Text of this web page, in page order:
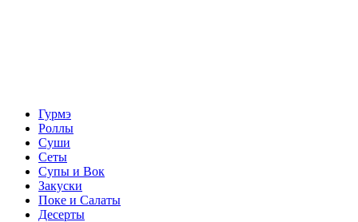
Гурмэ
Роллы
Суши
Сеты
Супы и Вок
Закуски
Поке и Салаты
Десерты